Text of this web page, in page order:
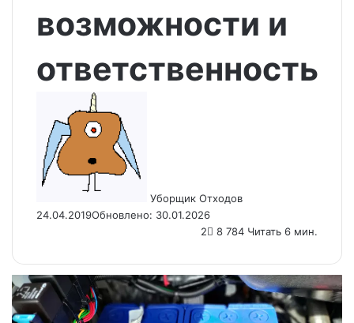
возможности и
ответственность
Уборщик Отходов
24.04.2019Обновлено: 30.01.2026
2
8 784 Читать 6 мин.